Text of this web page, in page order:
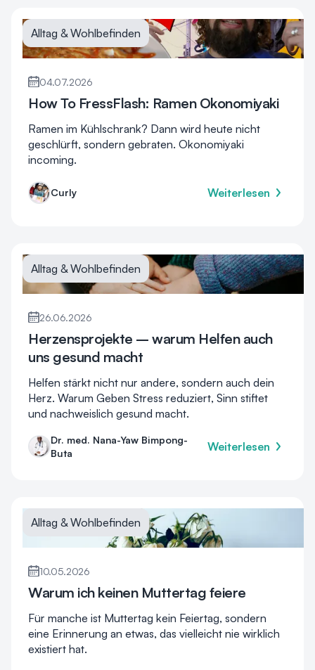
Alltag & Wohlbefinden
04.07.2026
How To FressFlash: Ramen Okonomiyaki
Ramen im Kühlschrank? Dann wird heute nicht
geschlürft, sondern gebraten. Okonomiyaki
incoming.
Curly Weiterlesen
Alltag & Wohlbefinden
26.06.2026
Herzensprojekte – warum Helfen auch
uns gesund macht
Helfen stärkt nicht nur andere, sondern auch dein
Herz. Warum Geben Stress reduziert, Sinn stiftet
und nachweislich gesund macht.
Dr. med. Nana-Yaw Bimpong-
Buta
Weiterlesen
Alltag & Wohlbefinden
10.05.2026
Warum ich keinen Muttertag feiere
Für manche ist Muttertag kein Feiertag, sondern
eine Erinnerung an etwas, das vielleicht nie wirklich
existiert hat.